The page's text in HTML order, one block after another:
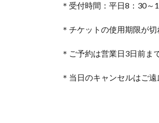
＊受付時間：平日8：30～
＊チケットの使用期限が
＊ご予約は営業日3日前ま
＊当日のキャンセルはご遠